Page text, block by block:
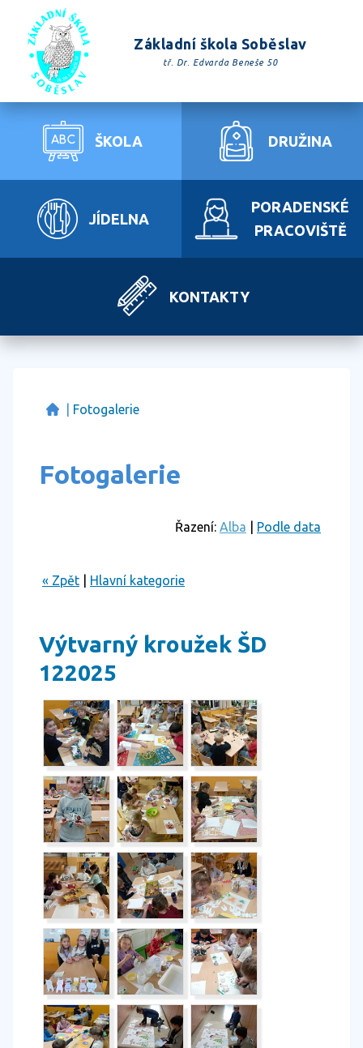
Základní škola Soběslav
tř. Dr. Edvarda Beneše 50
ŠKOLA DRUŽINA
JÍDELNA
PORADENSKÉ
PRACOVIŠTĚ
KONTAKTY
Fotogalerie
Fotogalerie
Řazení: Alba Podle data
« Zpět Hlavní kategorie
Výtvarný kroužek ŠD
122025